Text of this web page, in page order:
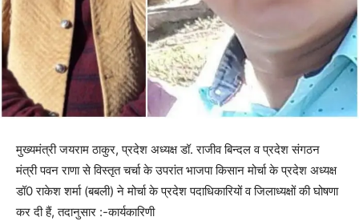
मुख्यमंत्री जयराम ठाकुर, प्रदेश अध्यक्ष डॉ. राजीव बिन्दल व प्रदेश संगठन
मंत्री पवन राणा से विस्तृत चर्चा के उपरांत भाजपा किसान मोर्चा के प्रदेश अध्यक्ष
डॉ0 राकेश शर्मा (बबली) ने मोर्चा के प्रदेश पदाधिकारियों व जिलाध्यक्षों की घोषणा
कर दी हैं, तदानुसार :-कार्यकारिणी